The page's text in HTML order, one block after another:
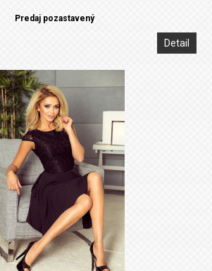
Predaj pozastavený
Detail